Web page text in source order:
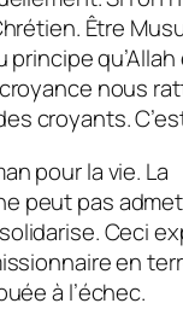
Être
nous
croyants.
pour la vie. La
peut pas
Ceci
en
à l’échec.